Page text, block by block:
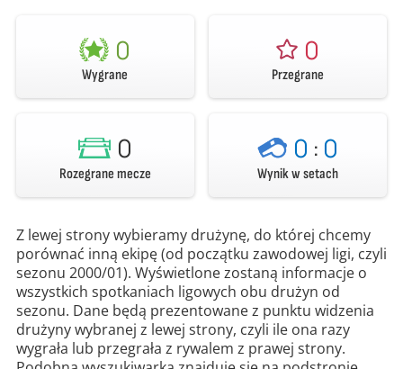
0
Wygrane
0
Przegrane
0
Rozegrane mecze
0 : 0
Wynik w setach
Z lewej strony wybieramy drużynę, do której chcemy
porównać inną ekipę (od początku zawodowej ligi, czyli
sezonu 2000/01). Wyświetlone zostaną informacje o
wszystkich spotkaniach ligowych obu drużyn od
sezonu. Dane będą prezentowane z punktu widzenia
drużyny wybranej z lewej strony, czyli ile ona razy
wygrała lub przegrała z rywalem z prawej strony.